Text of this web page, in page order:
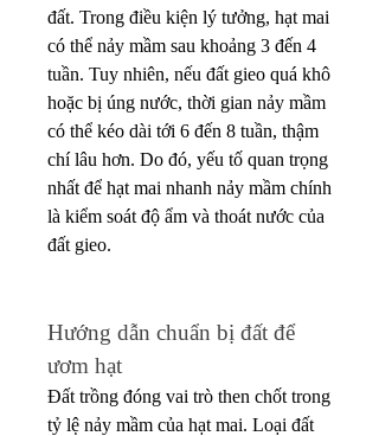
đất. Trong điều kiện lý tưởng, hạt mai
có thể nảy mầm sau khoảng 3 đến 4
tuần. Tuy nhiên, nếu đất gieo quá khô
hoặc bị úng nước, thời gian nảy mầm
có thể kéo dài tới 6 đến 8 tuần, thậm
chí lâu hơn. Do đó, yếu tố quan trọng
nhất để hạt mai nhanh nảy mầm chính
là kiểm soát độ ẩm và thoát nước của
đất gieo.
Hướng dẫn chuẩn bị đất để
ươm hạt
Đất trồng đóng vai trò then chốt trong
tỷ lệ nảy mầm của hạt mai. Loại đất